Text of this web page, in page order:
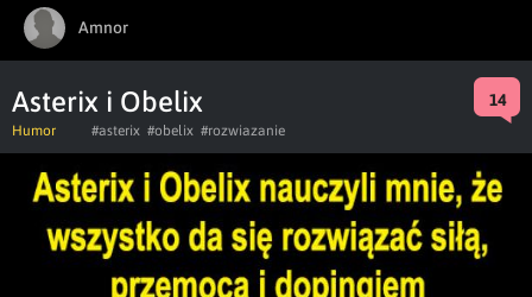
Amnor
Asterix i Obelix 14
Humor #asterix #obelix #rozwiazanie